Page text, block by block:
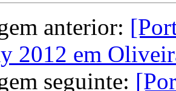
anterior:
2012 em
seguinte: